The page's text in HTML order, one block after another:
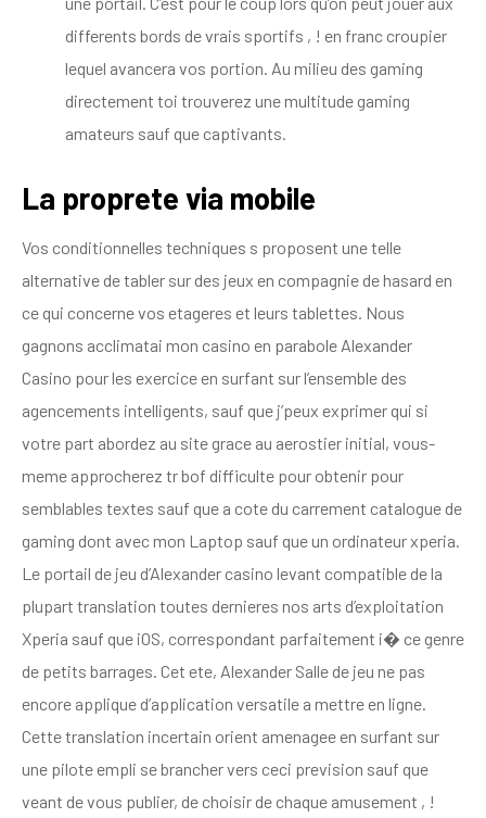
differents bords de vrais sportifs , ! en franc croupier
lequel avancera vos portion. Au milieu des gaming
directement toi trouverez une multitude gaming
amateurs sauf que captivants.
La proprete via mobile
Vos conditionnelles techniques s proposent une telle
alternative de tabler sur des jeux en compagnie de hasard en
ce qui concerne vos etageres et leurs tablettes. Nous
gagnons acclimatai mon casino en parabole Alexander
Casino pour les exercice en surfant sur l’ensemble des
agencements intelligents, sauf que j’peux exprimer qui si
votre part abordez au site grace au aerostier initial, vous-
meme approcherez tr bof difficulte pour obtenir pour
semblables textes sauf que a cote du carrement catalogue de
gaming dont avec mon Laptop sauf que un ordinateur xperia.
Le portail de jeu d’Alexander casino levant compatible de la
plupart translation toutes dernieres nos arts d’exploitation
Xperia sauf que iOS, correspondant parfaitement i� ce genre
de petits barrages. Cet ete, Alexander Salle de jeu ne pas
encore applique d’application versatile a mettre en ligne.
Cette translation incertain orient amenagee en surfant sur
une pilote empli se brancher vers ceci prevision sauf que
veant de vous publier, de choisir de chaque amusement , !